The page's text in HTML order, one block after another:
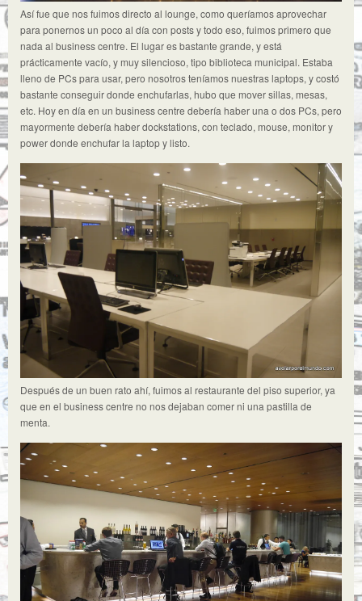
Así fue que nos fuimos directo al lounge, como queríamos aprovechar
para ponernos un poco al día con posts y todo eso, fuimos primero que
nada al business centre. El lugar es bastante grande, y está
prácticamente vacío, y muy silencioso, tipo biblioteca municipal. Estaba
lleno de PCs para usar, pero nosotros teníamos nuestras laptops, y costó
bastante conseguir donde enchufarlas, hubo que mover sillas, mesas,
etc. Hoy en día en un business centre debería haber una o dos PCs, pero
mayormente debería haber dockstations, con teclado, mouse, monitor y
power donde enchufar la laptop y listo.
Después de un buen rato ahí, fuimos al restaurante del piso superior, ya
que en el business centre no nos dejaban comer ni una pastilla de
menta.